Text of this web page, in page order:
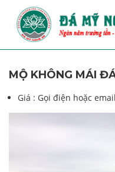
MỘ KHÔNG MÁI
Giá : Gọi điện hoặc email